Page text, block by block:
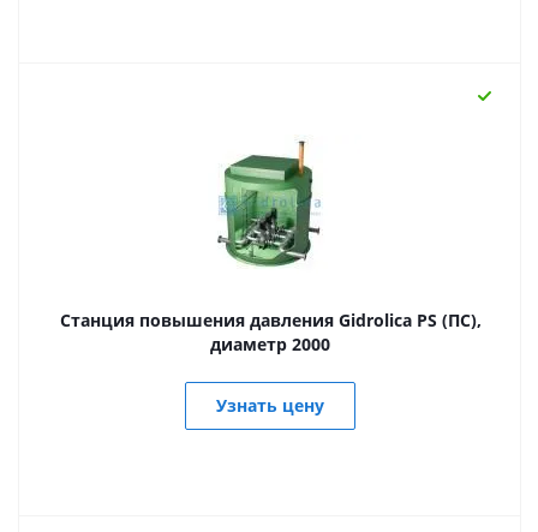
Станция повышения давления Gidrolica PS (ПС),
диаметр 2000
Узнать цену